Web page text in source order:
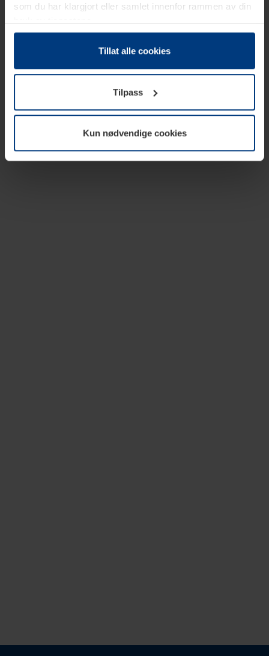
som du har klargjort eller samlet innenfor rammen av din
bruk av tjenestene.
Etter loven kan vi lagre informasjonskapsler på din
datamaskin, hvis disse er absolutt nødvendig for drift av
trenger vi din tillatelse. Du kan når som helst endre eller
tilbakekalle ditt samtykke i forklaringen av
informasjonskapselen på sidenPersonvernerklæringpå
Tillat alle cookies
Tilpass
Kun nødvendige cookies